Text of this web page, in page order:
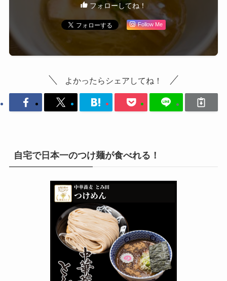
フォローしてね！
Follow Me
よかったらシェアしてね！
自宅で日本一のつけ麺が食べれる！